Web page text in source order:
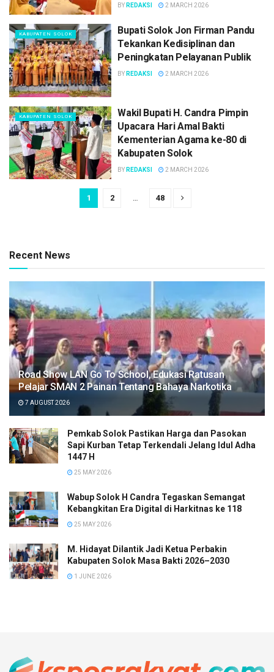
BY REDAKSI 2 MARCH 2026
KABUPATEN SOLOK
Bupati Solok Jon Firman Pandu
Tekankan Kedisiplinan dan
Peningkatan Pelayanan Publik
BY REDAKSI 2 MARCH 2026
KABUPATEN SOLOK
Wakil Bupati H. Candra Pimpin
Upacara Hari Amal Bakti
Kementerian Agama ke-80 di
Kabupaten Solok
BY REDAKSI 2 MARCH 2026
1 2 … 48
Recent News
Road Show LAN Go To School, Edukasi Ratusan
Pelajar SMAN 2 Painan Tentang Bahaya Narkotika
7 AUGUST 2026
Pemkab Solok Pastikan Harga dan Pasokan
Sapi Kurban Tetap Terkendali Jelang Idul Adha
1447 H
25 MAY 2026
Wabup Solok H Candra Tegaskan Semangat
Kebangkitan Era Digital di Harkitnas ke 118
25 MAY 2026
M. Hidayat Dilantik Jadi Ketua Perbakin
Kabupaten Solok Masa Bakti 2026–2030
1 JUNE 2026